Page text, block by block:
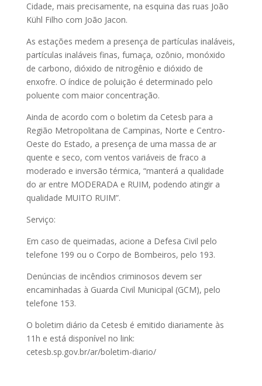
Cidade, mais precisamente, na esquina das ruas João
Kühl Filho com João Jacon.
As estações medem a presença de partículas inaláveis,
partículas inaláveis finas, fumaça, ozônio, monóxido
de carbono, dióxido de nitrogênio e dióxido de
enxofre. O índice de poluição é determinado pelo
poluente com maior concentração.
Ainda de acordo com o boletim da Cetesb para a
Região Metropolitana de Campinas, Norte e Centro-
Oeste do Estado, a presença de uma massa de ar
quente e seco, com ventos variáveis de fraco a
moderado e inversão térmica, “manterá a qualidade
do ar entre MODERADA e RUIM, podendo atingir a
qualidade MUITO RUIM”.
Serviço:
Em caso de queimadas, acione a Defesa Civil pelo
telefone 199 ou o Corpo de Bombeiros, pelo 193.
Denúncias de incêndios criminosos devem ser
encaminhadas à Guarda Civil Municipal (GCM), pelo
telefone 153.
O boletim diário da Cetesb é emitido diariamente às
11h e está disponível no link:
cetesb.sp.gov.br/ar/boletim-diario/